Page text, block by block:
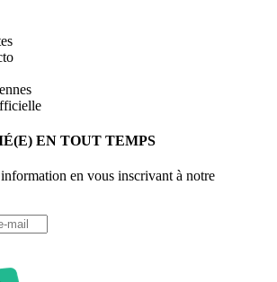
EN TOUT TEMPS
en vous inscrivant à notre